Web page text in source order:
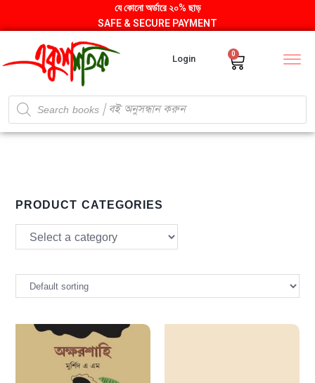
যে কোনো অর্ডারে ২০% ছাড়
SAFE & SECURE PAYMENT
Login 0
PRODUCT CATEGORIES